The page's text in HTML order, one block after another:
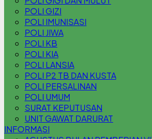
POLI GIZI
POLI IMUNISASI
POLI JIWA
POLI KB
POLI KIA
POLI LANSIA
POLI P2 TB DAN KUSTA
POLI PERSALINAN
POLI UMUM
SURAT KEPUTUSAN
UNIT GAWAT DARURAT
INFORMASI